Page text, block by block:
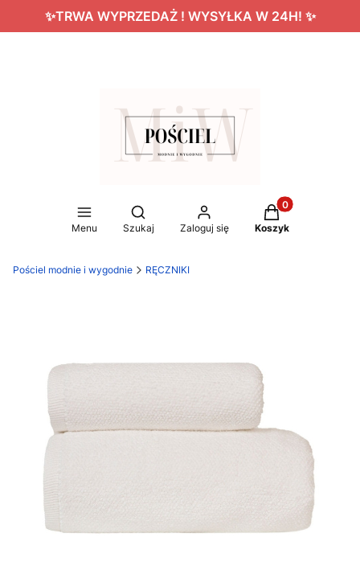
✨TRWA WYPRZEDAŻ ! WYSYŁKA W 24H! ✨
Menu
Otwórz wyszukiwarkę
Szukaj Zaloguj się
Produkty w
Koszyk
Pościel modnie i wygodnie RĘCZNIKI